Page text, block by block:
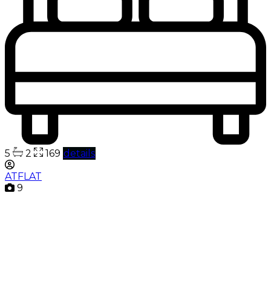
5 2 169 details
ATFLAT
9